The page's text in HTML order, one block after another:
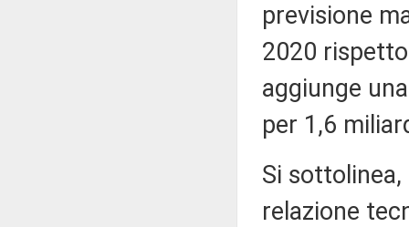
previsione
2020
aggiunge
per 1,6
Si
relazione